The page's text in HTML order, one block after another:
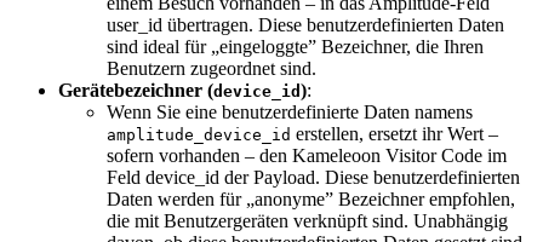
user_id übertragen. Diese benutzerdefinierten Daten
sind ideal für „eingeloggte” Bezeichner, die Ihren
Benutzern zugeordnet sind.
Gerätebezeichner (device_id ):
Wenn Sie eine benutzerdefinierte Daten namens
amplitude_device_id erstellen, ersetzt ihr Wert –
sofern vorhanden – den Kameleoon Visitor Code im
Feld device_id der Payload. Diese benutzerdefinierten
Daten werden für „anonyme” Bezeichner empfohlen,
die mit Benutzergeräten verknüpft sind. Unabhängig